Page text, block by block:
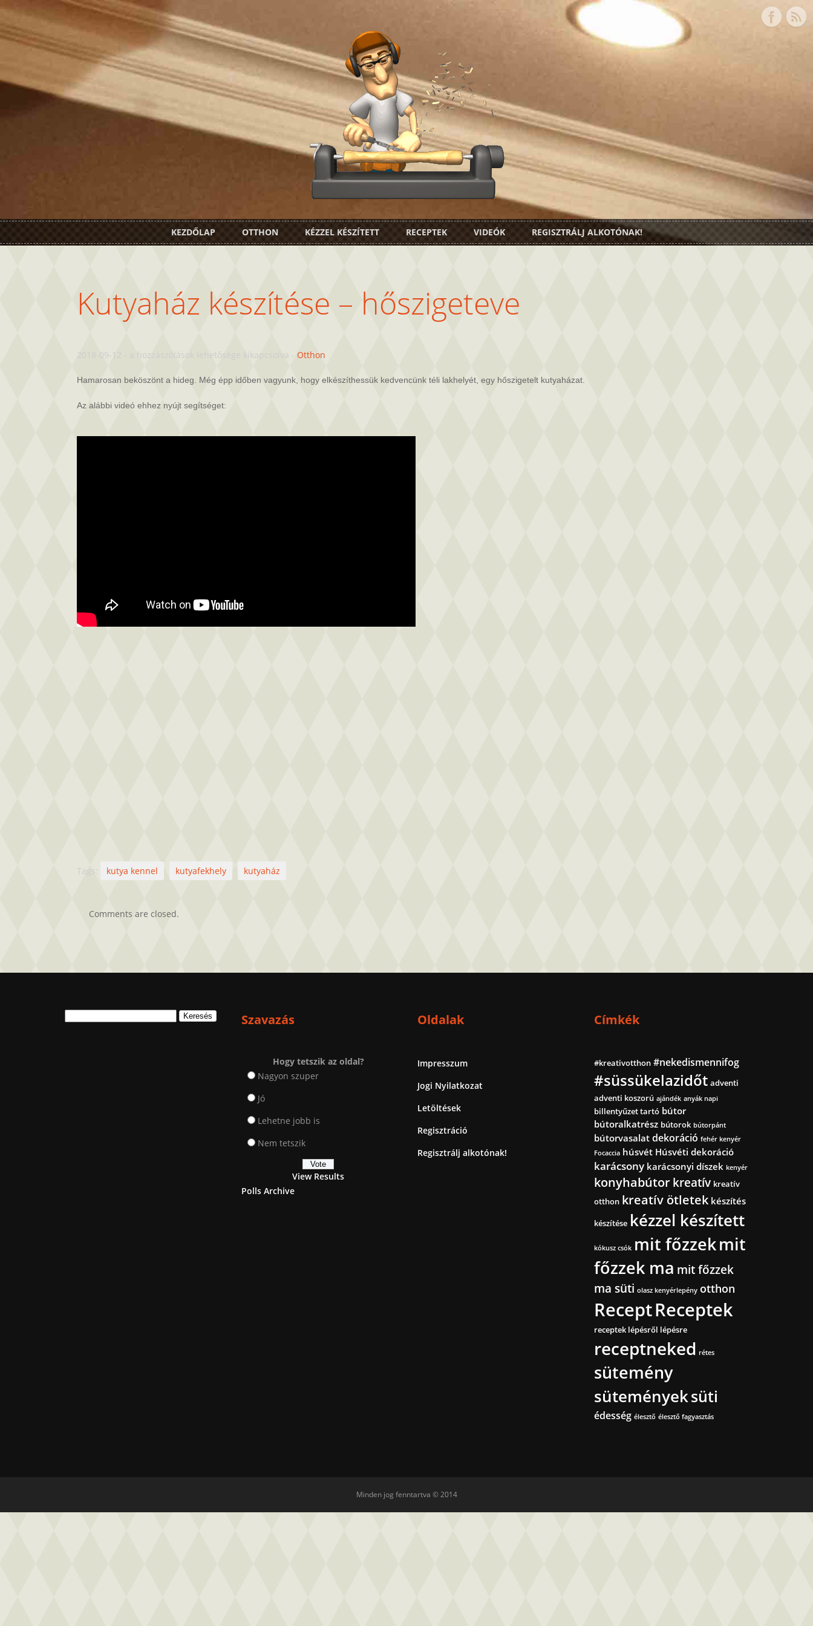
KEZDŐLAP OTTHON KÉZZEL KÉSZÍTETT RECEPTEK VIDEÓK REGISZTRÁLJ ALKOTÓNAK!
Kutyaház készítése – hőszigeteve
2018-09-12
Kutyaház
–
bejegyzéshez
a hozzászólások lehetősége kikapcsolva - Otthon
Hamarosan beköszönt a hideg. Még épp időben vagyunk, hogy elkészíthessük kedvencünk téli lakhelyét, egy hőszigetelt kutyaházat.
Az alábbi videó ehhez nyújt segítséget:
Tags: kutya kennel kutyafekhely kutyaház
Comments are closed.
Szavazás
Hogy tetszik az oldal?
Nagyon szuper
Jó
Lehetne jobb is
Nem tetszik
View Results
Polls Archive
Oldalak
Impresszum
Jogi Nyilatkozat
Letöltések
Regisztráció
Regisztrálj alkotónak!
Címkék
#kreativotthon #nekedismennifog
#süssükelazidőt adventi
adventi koszorú ajándék anyák napi
billentyűzet tartó bútor
bútoralkatrész bútorok bútorpánt
bútorvasalat dekoráció fehér kenyér
Focaccia húsvét Húsvéti dekoráció
karácsony karácsonyi díszek kenyér
konyhabútor kreatív kreatív
otthon kreatív ötletek készítés
készítése kézzel készített
kókusz csók mit főzzekmit
főzzek ma mit főzzek
ma süti olasz kenyérlepény otthon
ReceptReceptek
receptek lépésről lépésre
receptneked rétes
sütemény
süteményeksüti
édesség élesztő élesztő fagyasztás
Minden jog fenntartva © 2014